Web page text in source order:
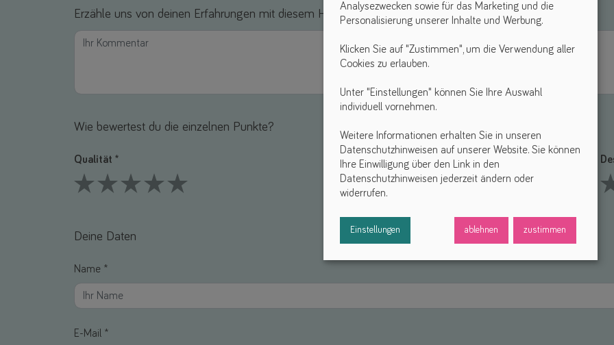
Erzähle uns von deinen Erfahrungen mit diesem Hilfsmittel *
Wie bewertest du die einzelnen Punkte?
Qualität * Funktionalität *
Deine Daten
Name *
E-Mail *
Analysezwecken sowie für das Marketing und die
Personalisierung unserer Inhalte und Werbung.
Klicken Sie auf "Zustimmen", um die Verwendung aller
Cookies zu erlauben.
Unter "Einstellungen" können Sie Ihre Auswahl
individuell vornehmen.
Weitere Informationen erhalten Sie in unseren
Datenschutzhinweisen auf unserer Website. Sie können
Ihre Einwilligung über den Link in den
Datenschutzhinweisen jederzeit ändern oder
widerrufen.
Einstellungen ablehnen zustimmen